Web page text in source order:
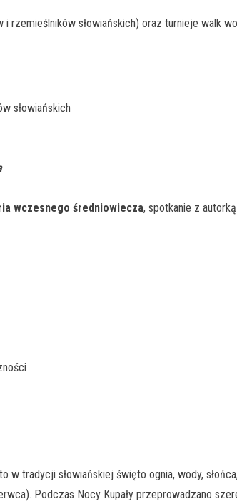
słowiańskich) oraz turnieje walk
słowiańskich
wczesnego średniowiecza, spotkanie z
tradycji słowiańskiej święto ognia, wody,
Podczas Nocy Kupały przeprowadzano